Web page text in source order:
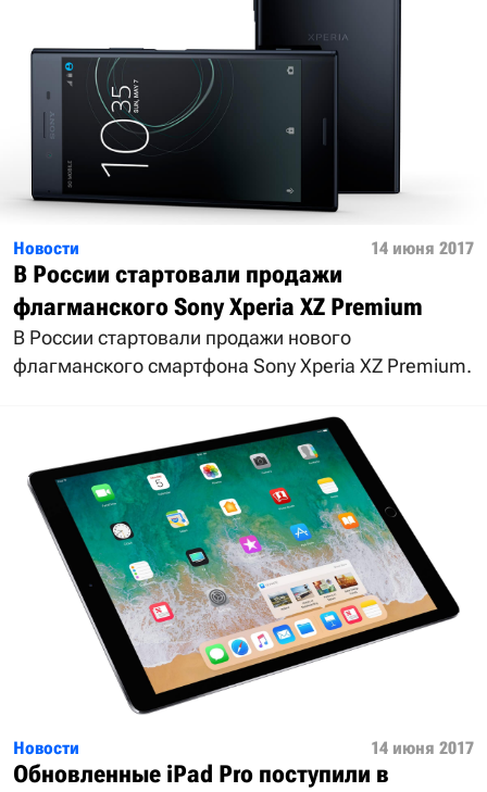
Новости 14 июня 2017
В России стартовали продажи
флагманского Sony Xperia XZ Premium
В России стартовали продажи нового
флагманского смартфона Sony Xperia XZ Premium.
Новости 14 июня 2017
Обновленные iPad Pro поступили в